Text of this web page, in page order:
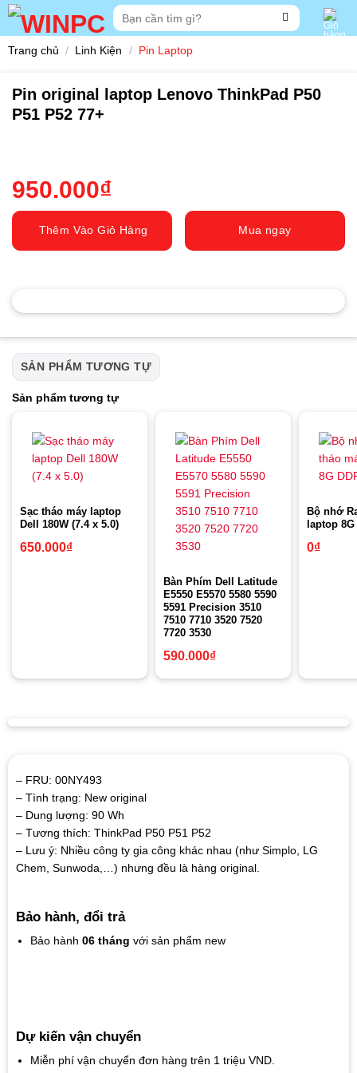
Skip
Tìm
kiếm:
Trang chủ / Linh Kiện / Pin Laptop
Pin original laptop Lenovo ThinkPad P50
P51 P52 77+
950.000₫
Thêm Vào Giỏ Hàng Mua ngay
SẢN PHẨM TƯƠNG TỰ
Sản phẩm tương tự
Sạc tháo máy laptop
Dell 180W (7.4 x 5.0)
650.000₫
Bàn Phím Dell Latitude
E5550 E5570 5580 5590
5591 Precision 3510
7510 7710 3520 7520
7720 3530
590.000₫
Bộ nhớ
laptop 8G
0₫
– FRU: 00NY493
– Tình trạng: New original
– Dung lượng: 90 Wh
– Tương thích: ThinkPad P50 P51 P52
– Lưu ý: Nhiều công ty gia công khác nhau (như Simplo, LG
Chem, Sunwoda,…) nhưng đều là hàng original.
Bảo hành, đổi trả
Bảo hành 06 tháng với sản phẩm new
Dự kiến vận chuyển
Miễn phí vận chuyển đơn hàng trên 1 triệu VND.